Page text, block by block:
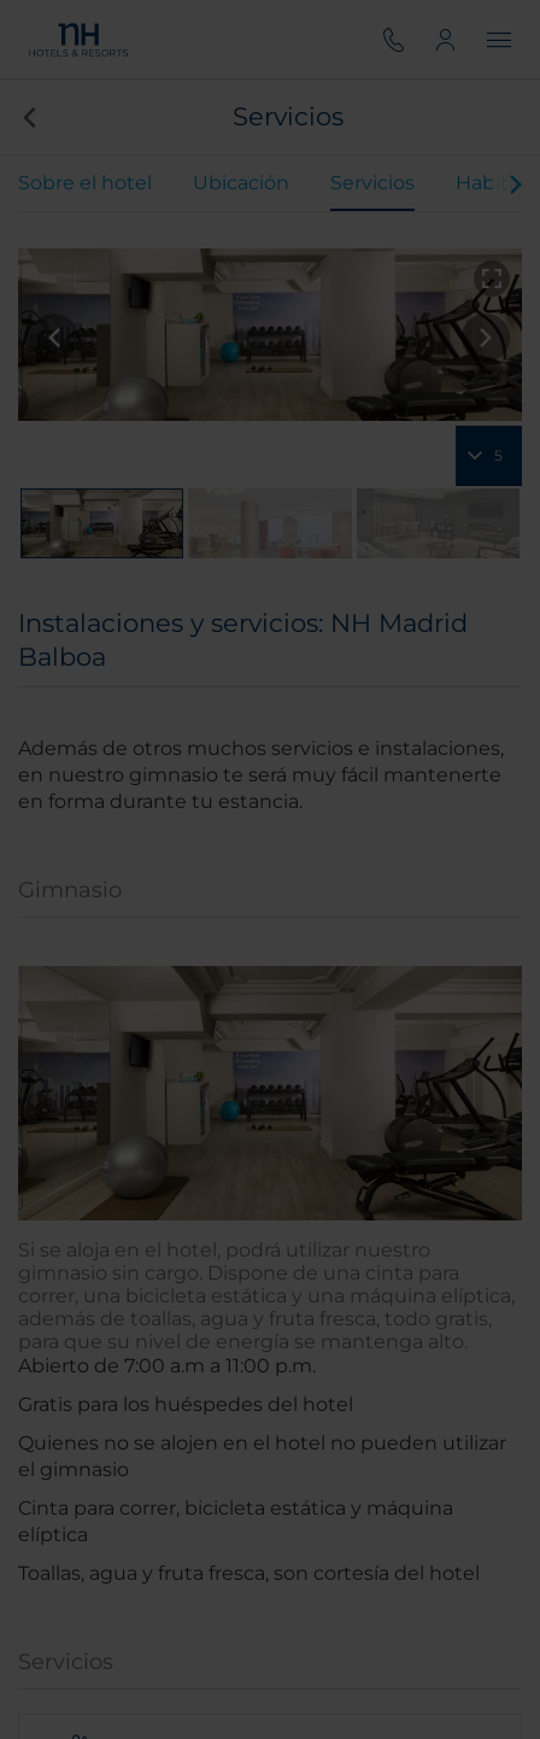
Servicios
Sobre el hotel Ubicación Servicios
5
Instalaciones y servicios: NH Madrid
Balboa
Además de otros muchos servicios e instalaciones,
en nuestro gimnasio te será muy fácil mantenerte
en forma durante tu estancia.
Gimnasio
Si se aloja en el hotel, podrá utilizar nuestro
gimnasio sin cargo. Dispone de una cinta para
correr, una bicicleta estática y una máquina elíptica,
además de toallas, agua y fruta fresca, todo gratis,
para que su nivel de energía se mantenga alto.
Abierto de 7:00 a.m a 11:00 p.m.
Gratis para los huéspedes del hotel
Quienes no se alojen en el hotel no pueden utilizar
el gimnasio
Cinta para correr, bicicleta estática y máquina
elíptica
Toallas, agua y fruta fresca, son cortesía del hotel
Servicios